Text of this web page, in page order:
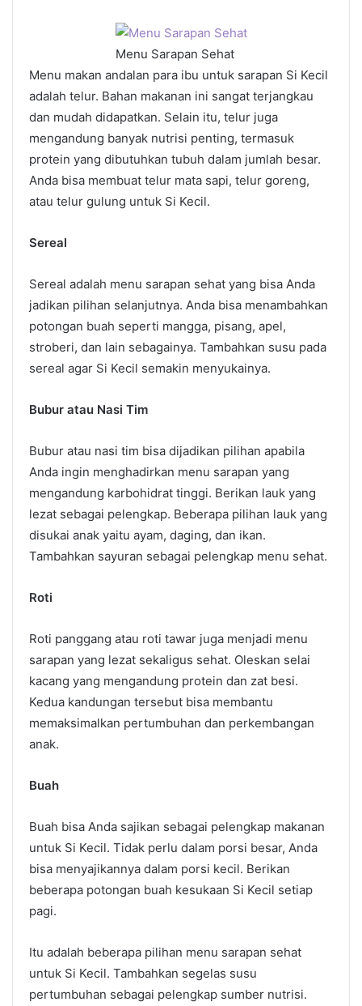
Menu Sarapan Sehat
Menu makan andalan para ibu untuk sarapan Si Kecil
adalah telur. Bahan makanan ini sangat terjangkau
dan mudah didapatkan. Selain itu, telur juga
mengandung banyak nutrisi penting, termasuk
protein yang dibutuhkan tubuh dalam jumlah besar.
Anda bisa membuat telur mata sapi, telur goreng,
atau telur gulung untuk Si Kecil.
Sereal
Sereal adalah menu sarapan sehat yang bisa Anda
jadikan pilihan selanjutnya. Anda bisa menambahkan
potongan buah seperti mangga, pisang, apel,
stroberi, dan lain sebagainya. Tambahkan susu pada
sereal agar Si Kecil semakin menyukainya.
Bubur atau Nasi Tim
Bubur atau nasi tim bisa dijadikan pilihan apabila
Anda ingin menghadirkan menu sarapan yang
mengandung karbohidrat tinggi. Berikan lauk yang
lezat sebagai pelengkap. Beberapa pilihan lauk yang
disukai anak yaitu ayam, daging, dan ikan.
Tambahkan sayuran sebagai pelengkap menu sehat.
Roti
Roti panggang atau roti tawar juga menjadi menu
sarapan yang lezat sekaligus sehat. Oleskan selai
kacang yang mengandung protein dan zat besi.
Kedua kandungan tersebut bisa membantu
memaksimalkan pertumbuhan dan perkembangan
anak.
Buah
Buah bisa Anda sajikan sebagai pelengkap makanan
untuk Si Kecil. Tidak perlu dalam porsi besar, Anda
bisa menyajikannya dalam porsi kecil. Berikan
beberapa potongan buah kesukaan Si Kecil setiap
pagi.
Itu adalah beberapa pilihan menu sarapan sehat
untuk Si Kecil. Tambahkan segelas susu
pertumbuhan sebagai pelengkap sumber nutrisi.